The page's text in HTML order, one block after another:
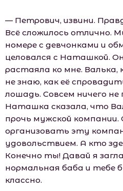
— Петрович, извини.
Всё сложилось отлично.
номере с девчонками и
целовался с Наташкой.
растаяла ко мне. Валька,
не знаю, как её
лошадь. Совсем ничего
Наташка сказала, что
прочь мужской
организовать эту
удовольствием. А кто
Конечно ты! Давай я
нормальная баба и тебе
классно.